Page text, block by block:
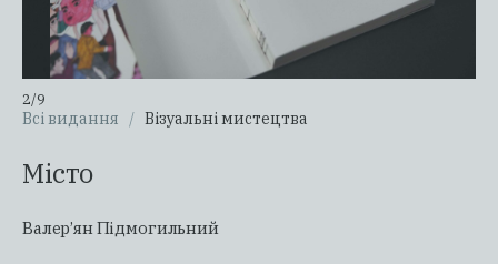
Всі видання / Візуальні мистецтва
Місто
Валер’ян Підмогильний
2/9